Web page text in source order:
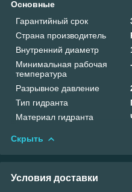
Основные
Гарантийный срок
Страна производитель
Внутренний диаметр
Минимальная рабочая
температура
Разрывное давление
Тип гидранта
Материал гидранта
Скрыть
Условия доставки